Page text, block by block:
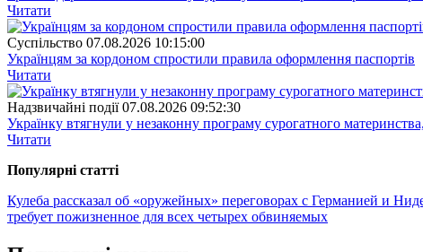
Читати
Суспiльство 07.08.2026 10:15:00
Українцям за кордоном спростили правила оформлення паспортів
Читати
Надзвичайні події 07.08.2026 09:52:30
Українку втягнули у незаконну програму сурогатного
Читати
Популярнi статтi
Кулеба рассказал об «оружейных» переговорах с Германией и
требует пожизненное для всех четырех обвиняемых